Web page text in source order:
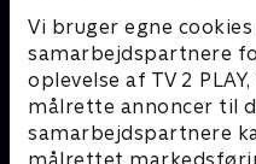
Vi bruger egne
samarbejdspartnere
oplevelse af TV 2
målrette annoncer til
samarbejdspartnere